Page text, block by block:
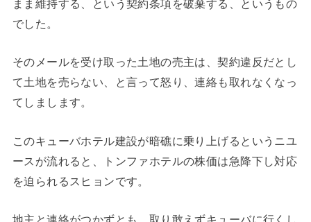
まま維持する、という契約条項を破棄する、というもの
でした。
そのメールを受け取った土地の売主は、契約違反だとし
て土地を売らない、と言って怒り、連絡も取れなくなっ
てしまします。
このキューバホテル建設が暗礁に乗り上げるというニユ
ースが流れると、トンファホテルの株価は急降下し対応
を迫られるスヒョンです。
地主と連絡がつかずとも、取り敢えずキューバに行くし